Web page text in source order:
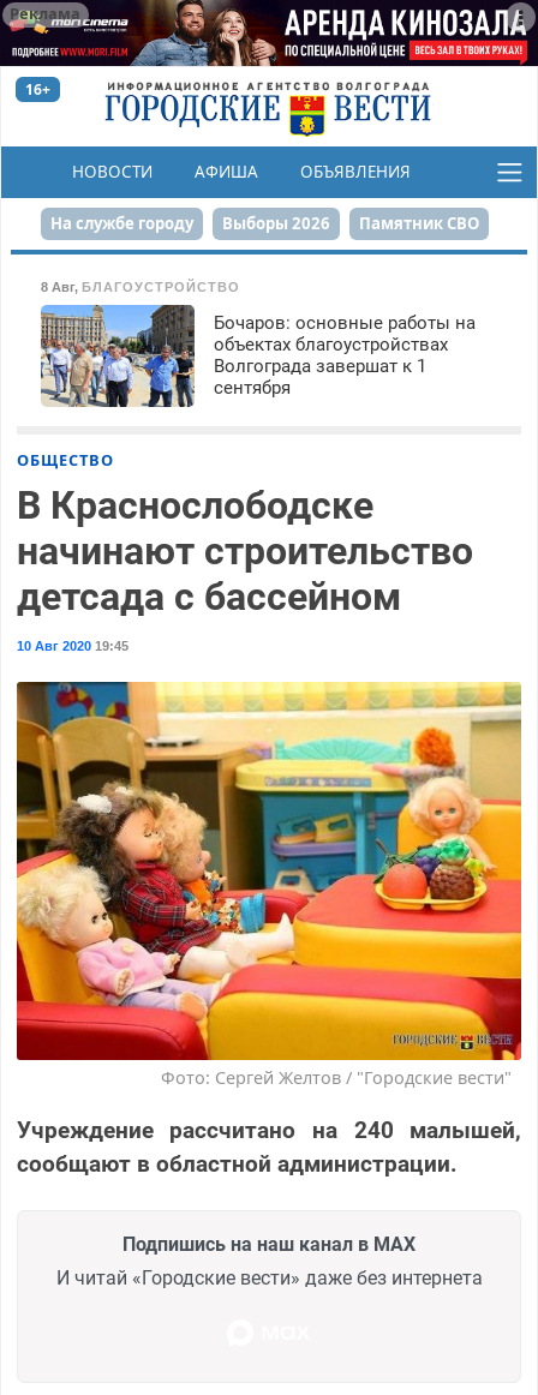
Реклама
16+
НОВОСТИ АФИША ОБЪЯВЛЕНИЯ
КОНКУРСЫ
На службе городу Выборы 2026 Памятник СВО
Сталинград в сердце
Набережная День Победы Реконструкция ЦПКиО
80-летие Победы Парк Героев-летчиков
8 Авг, БЛАГОУСТРОЙСТВО
Бочаров: основные работы на
объектах благоустройствах
Волгограда завершат к 1
сентября
ОБЩЕСТВО
В Краснослободске
начинают строительство
детсада с бассейном
10 Авг 202019:45
Фото: Сергей Желтов / "Городские вести"
Учреждение рассчитано на 240 малышей,
сообщают в областной администрации.
Подпишись на наш канал в MAX
И читай «Городские вести» даже без интернета